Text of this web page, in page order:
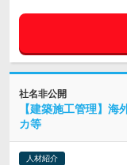
社名非公開
【建築施工管理】
カ等
人材紹介